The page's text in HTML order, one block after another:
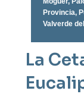
Provincia,
Valverde
La